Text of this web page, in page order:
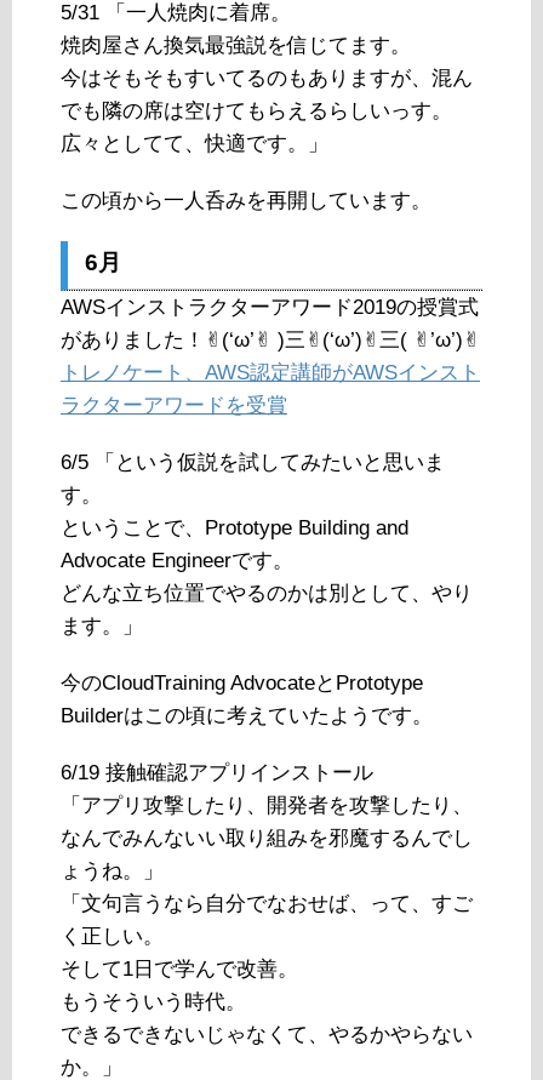
5/31 「一人焼肉に着席。
焼肉屋さん換気最強説を信じてます。
今はそもそもすいてるのもありますが、混ん
でも隣の席は空けてもらえるらしいっす。
広々としてて、快適です。」
この頃から一人呑みを再開しています。
6月
AWSインストラクターアワード2019の授賞式
がありました！✌︎(‘ω’✌︎ )三✌︎(‘ω’)✌︎三( ✌︎’ω’)✌︎
トレノケート、AWS認定講師がAWSインスト
ラクターアワードを受賞
6/5 「という仮説を試してみたいと思いま
す。
ということで、Prototype Building and
Advocate Engineerです。
どんな立ち位置でやるのかは別として、やり
ます。」
今のCloudTraining AdvocateとPrototype
Builderはこの頃に考えていたようです。
6/19 接触確認アプリインストール
「アプリ攻撃したり、開発者を攻撃したり、
なんでみんないい取り組みを邪魔するんでし
ょうね。」
「文句言うなら自分でなおせば、って、すご
く正しい。
そして1日で学んで改善。
もうそういう時代。
できるできないじゃなくて、やるかやらない
か。」